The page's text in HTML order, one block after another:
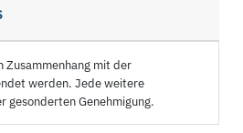
Zusammenhang mit der
werden. Jede weitere
gesonderten Genehmigung.